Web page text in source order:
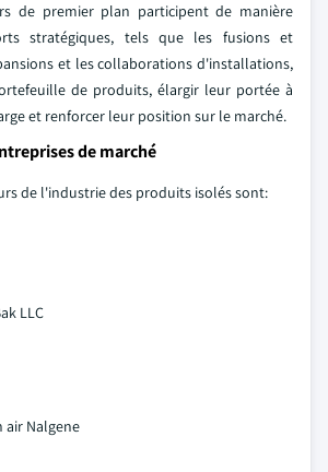
de premier plan participent de manière
stratégiques, tels que les fusions et
et les collaborations d'installations,
de produits, élargir leur portée à
et renforcer leur position sur le marché.
de marché
de l'industrie des produits isolés sont:
LLC
air Nalgene